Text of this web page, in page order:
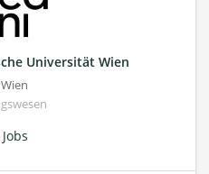
Universität Wien
Wien